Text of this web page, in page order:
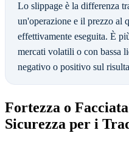
Lo slippage è la differenza
un'operazione e il prezzo al
effettivamente eseguita. È
mercati volatili o con bassa
negativo o positivo sul
Fortezza o
Sicurezza per i